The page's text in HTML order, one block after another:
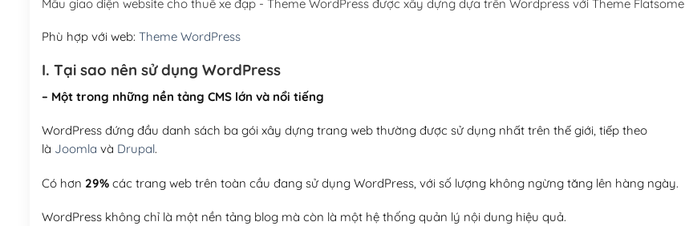
Mẫu giao diện website cho thuê xe đạp - Theme WordPress được xây dựng dựa trên Wordpress với Theme Flatsome
Phù hợp với web: Theme WordPress
I. Tại sao nên sử dụng WordPress
– Một trong những nền tảng CMS lớn và nổi tiếng
WordPress đứng đầu danh sách ba gói xây dựng trang web thường được sử dụng nhất trên thế giới, tiếp theo
là Joomla và Drupal.
Có hơn 29%các trang web trên toàn cầu đang sử dụng WordPress, với số lượng không ngừng tăng lên hàng ngày.
WordPress không chỉ là một nền tảng blog mà còn là một hệ thống quản lý nội dung hiệu quả.